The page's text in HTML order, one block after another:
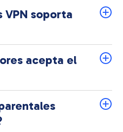
VPN soporta
acepta el